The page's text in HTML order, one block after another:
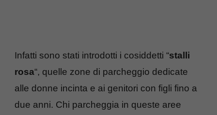
Infatti sono stati introdotti i cosiddetti “stalli
rosa“, quelle zone di parcheggio dedicate
alle donne incinta e ai genitori con figli fino a
due anni. Chi parcheggia in queste aree